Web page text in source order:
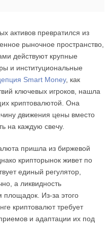
активов превратился из
рыночное пространство,
действуют крупные
и институциональные
Smart Money, как
ключевых игроков, нашла
криптовалютой. Она
движения цены вместо
на каждую свечу.
пришла из биржевой
крипторынок живет по
единый регулятор,
а ликвидность
Из-за этого
криптовалют требует
и адаптации их под